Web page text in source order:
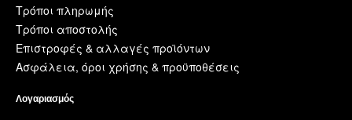
Τρόποι πληρωμής
Τρόποι αποστολής
Επιστροφές & αλλαγές προϊόντων
Ασφάλεια, όροι χρήσης & προϋποθέσεις
Λογαριασμός